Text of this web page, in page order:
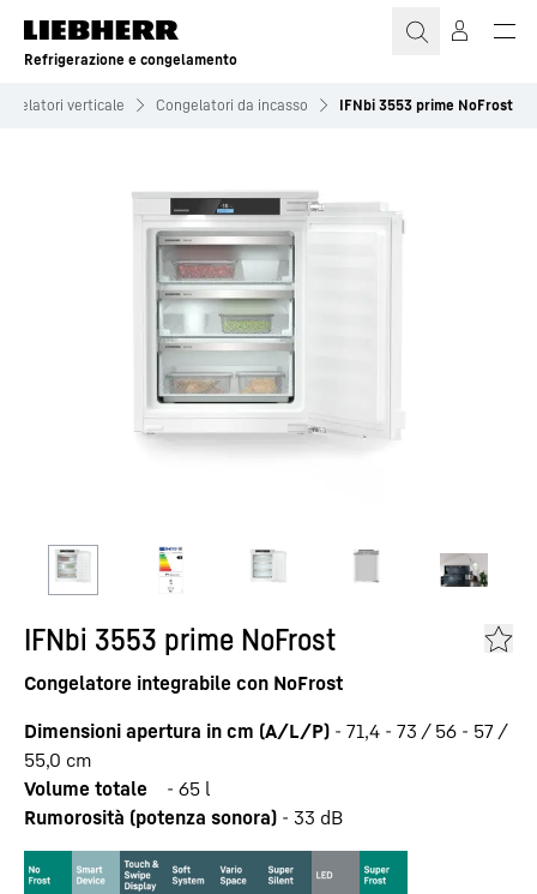
Refrigerazione e congelamento
verticale Congelatori da incasso IFNbi 3553 prime NoFrost
IFNbi 3553 prime NoFrost
Congelatore integrabile con NoFrost
Dimensioni apertura in cm (A/L/P) - 71,4 - 73 / 56 - 57 /
55,0 cm
Volume totale
- 65 l
Rumorosità (potenza sonora) - 33 dB